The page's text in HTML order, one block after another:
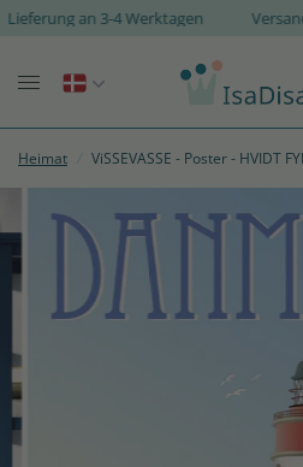
Lieferung an 3-4 Werktagen
Heimat ViSSEVASSE - Poster - HVIDT